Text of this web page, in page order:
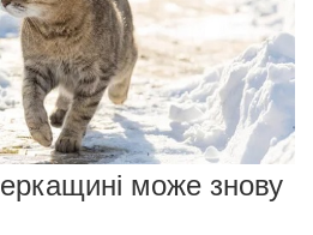
може знову